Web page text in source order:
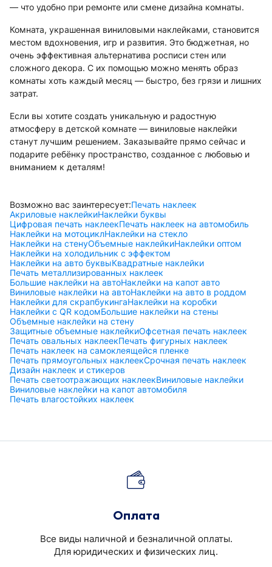
— что удобно при ремонте или смене дизайна комнаты.
Комната, украшенная виниловыми наклейками, становится
местом вдохновения, игр и развития. Это бюджетная, но
очень эффективная альтернатива росписи стен или
сложного декора. С их помощью можно менять образ
комнаты хоть каждый месяц — быстро, без грязи и лишних
затрат.
Если вы хотите создать уникальную и радостную
атмосферу в детской комнате — виниловые наклейки
станут лучшим решением. Заказывайте прямо сейчас и
подарите ребёнку пространство, созданное с любовью и
вниманием к деталям!
Возможно вас заинтересует:Печать наклеек
Акриловые наклейкиНаклейки буквы
Цифровая печать наклеекПечать наклеек на автомобиль
Наклейки на мотоциклНаклейки на стекло
Наклейки на стенуОбъемные наклейкиНаклейки оптом
Наклейки на холодильник с эффектом
Наклейки на авто буквыКвадратные наклейки
Печать металлизированных наклеек
Большие наклейки на автоНаклейки на капот авто
Виниловые наклейки на автоНаклейки на авто в роддом
Наклейки для скрапбукингаНаклейки на коробки
Наклейки с QR кодомБольшие наклейки на стены
Объемные наклейки на стену
Защитные объемные наклейкиОфсетная печать наклеек
Печать овальных наклеекПечать фигурных наклеек
Печать наклеек на самоклеящейся пленке
Печать прямоугольных наклеекСрочная печать наклеек
Дизайн наклеек и стикеров
Печать светоотражающих наклеекВиниловые наклейки
Виниловые наклейки на капот автомобиля
Печать влагостойких наклеек
Оплата
Все виды наличной и безналичной оплаты.
Для юридических и физических лиц.